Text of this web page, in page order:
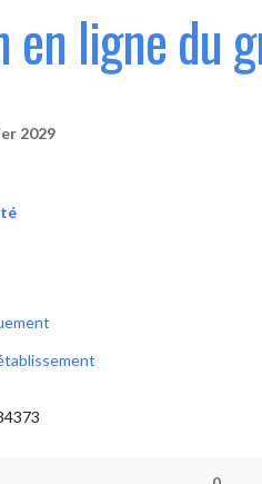
en ligne du
2029